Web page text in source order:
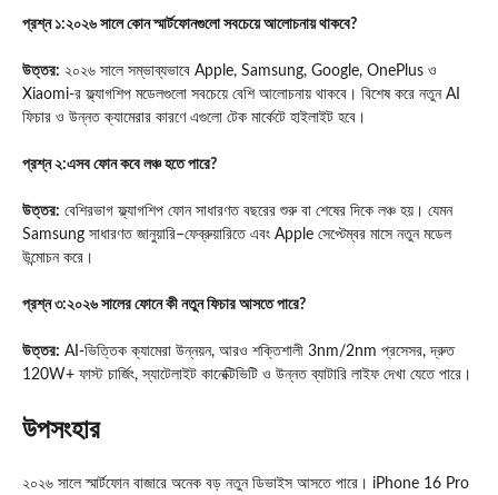
প্রশ্ন ১:২০২৬ সালে কোন স্মার্টফোনগুলো সবচেয়ে আলোচনায় থাকবে?
উত্তর: ২০২৬ সালে সম্ভাব্যভাবে Apple, Samsung, Google, OnePlus ও
Xiaomi-র ফ্ল্যাগশিপ মডেলগুলো সবচেয়ে বেশি আলোচনায় থাকবে। বিশেষ করে নতুন AI
ফিচার ও উন্নত ক্যামেরার কারণে এগুলো টেক মার্কেটে হাইলাইট হবে।
প্রশ্ন ২:এসব ফোন কবে লঞ্চ হতে পারে?
উত্তর: বেশিরভাগ ফ্ল্যাগশিপ ফোন সাধারণত বছরের শুরু বা শেষের দিকে লঞ্চ হয়। যেমন
Samsung সাধারণত জানুয়ারি–ফেব্রুয়ারিতে এবং Apple সেপ্টেম্বর মাসে নতুন মডেল
উন্মোচন করে।
প্রশ্ন ৩:২০২৬ সালের ফোনে কী নতুন ফিচার আসতে পারে?
উত্তর: AI-ভিত্তিক ক্যামেরা উন্নয়ন, আরও শক্তিশালী 3nm/2nm প্রসেসর, দ্রুত
120W+ ফাস্ট চার্জিং, স্যাটেলাইট কানেক্টিভিটি ও উন্নত ব্যাটারি লাইফ দেখা যেতে পারে।
উপসংহার
২০২৬ সালে স্মার্টফোন বাজারে অনেক বড় নতুন ডিভাইস আসতে পারে। iPhone 16 Pro